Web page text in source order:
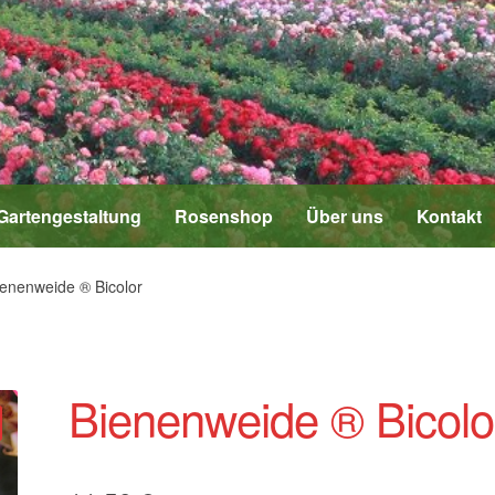
Rosenshop Über uns Kontakt
® Bicolor
Bienenweide ®